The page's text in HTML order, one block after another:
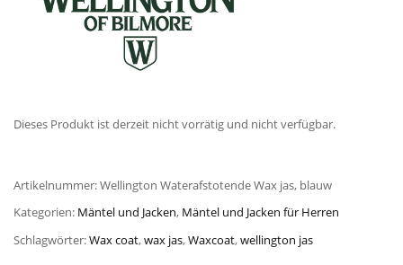
Dieses Produkt ist derzeit nicht vorrätig und nicht verfügbar.
Artikelnummer:Wellington Waterafstotende Wax jas, blauw
Kategorien: Mäntel und Jacken, Mäntel und Jacken für Herren
Schlagwörter:Wax coat,wax jas,Waxcoat,wellington jas